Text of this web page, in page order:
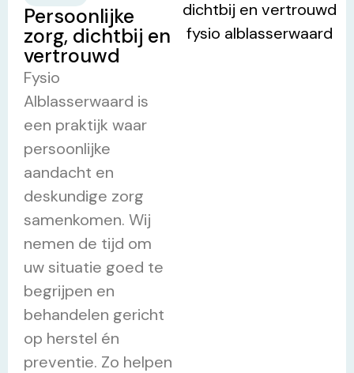
Persoonlijke
zorg, dichtbij en
vertrouwd
Fysio
Alblasserwaard is
een praktijk waar
persoonlijke
aandacht en
deskundige zorg
samenkomen. Wij
nemen de tijd om
uw situatie goed te
begrijpen en
behandelen gericht
op herstel én
preventie. Zo helpen